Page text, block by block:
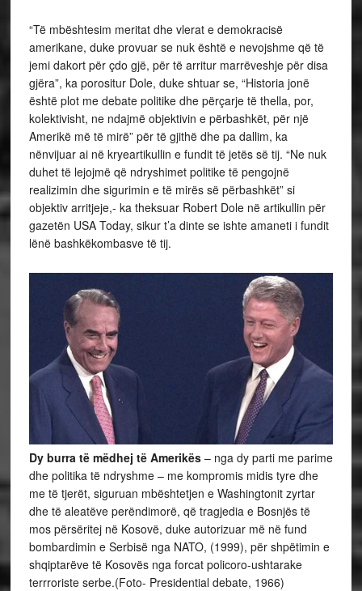
“Të mbështesim meritat dhe vlerat e demokracisë
amerikane, duke provuar se nuk është e nevojshme që të
jemi dakort për çdo gjë, për të arritur marrëveshje për disa
gjëra”, ka porositur Dole, duke shtuar se, “Historia jonë
është plot me debate politike dhe përçarje të thella, por,
kolektivisht, ne ndajmë objektivin e përbashkët, për një
Amerikë më të mirë” për të gjithë dhe pa dallim, ka
nënvijuar ai në kryeartikullin e fundit të jetës së tij. “Ne nuk
duhet të lejojmë që ndryshimet politike të pengojnë
realizimin dhe sigurimin e të mirës së përbashkët” si
objektiv arritjeje,- ka theksuar Robert Dole në artikullin për
gazetën USA Today, sikur t’a dinte se ishte amaneti i fundit
lënë bashkëkombasve të tij.
Dy burra të mëdhej të Amerikës– nga dy parti me parime
dhe politika të ndryshme – me kompromis midis tyre dhe
me të tjerët, siguruan mbështetjen e Washingtonit zyrtar
dhe të aleatëve perëndimorë, që tragjedia e Bosnjës të
mos përsëritej në Kosovë, duke autorizuar më në fund
bombardimin e Serbisë nga NATO, (1999), për shpëtimin e
shqiptarëve të Kosovës nga forcat policoro-ushtarake
terrroriste serbe.(Foto- Presidential debate, 1966)